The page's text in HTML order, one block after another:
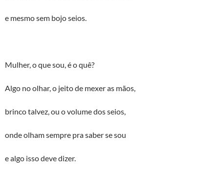
e mesmo sem bojo seios.
Mulher, o que sou, é o quê?
Algo no olhar, o jeito de mexer as mãos,
brinco talvez, ou o volume dos seios,
onde olham sempre pra saber se sou
e algo isso deve dizer.